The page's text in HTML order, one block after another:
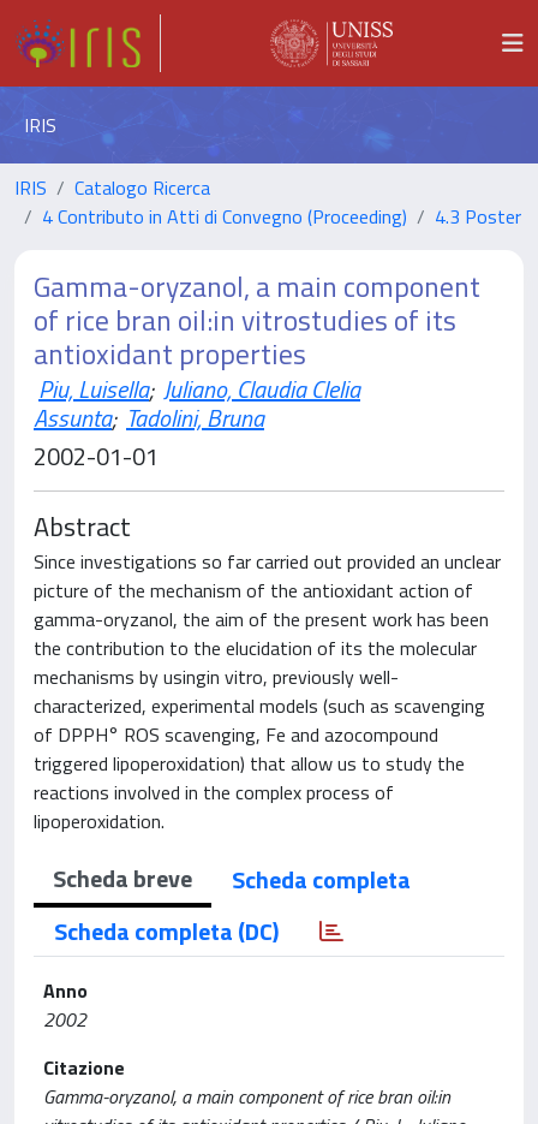
IRIS
IRIS
Catalogo Ricerca
4 Contributo in Atti di Convegno (Proceeding)
4.3 Poster
Gamma-oryzanol, a main component
of rice bran oil:in vitrostudies of its
antioxidant properties
Piu, Luisella; Juliano, Claudia Clelia
Assunta; Tadolini, Bruna
2002-01-01
Abstract
Since investigations so far carried out provided an unclear
picture of the mechanism of the antioxidant action of
gamma-oryzanol, the aim of the present work has been
the contribution to the elucidation of its the molecular
mechanisms by usingin vitro, previously well-
characterized, experimental models (such as scavenging
of DPPH° ROS scavenging, Fe and azocompound
triggered lipoperoxidation) that allow us to study the
reactions involved in the complex process of
lipoperoxidation.
Scheda breve
Scheda completa
Scheda completa (DC)
Anno
2002
Citazione
Gamma-oryzanol, a main component of rice bran oil:in